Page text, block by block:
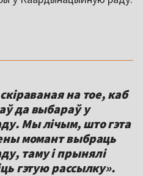
на тое, каб
да выбараў у
Мы лічым, што гэта
момант выбраць
таму і прынялі
гэтую рассылку».